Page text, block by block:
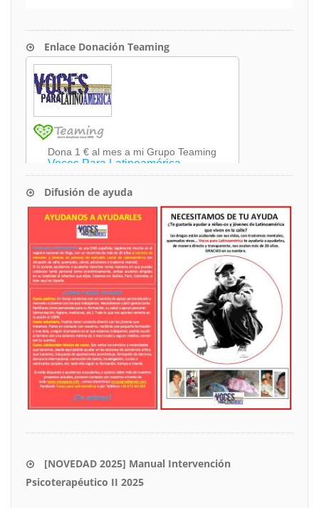
Enlace Donación Teaming
Difusión de ayuda
[NOVEDAD 2025] Manual Intervención
Psicoterapéutico II 2025